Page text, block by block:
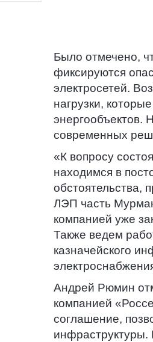
Было отмечено,
фиксируются
электросетей.
нагрузки,
энергообъектов.
современных
«К вопросу
находимся в
обстоятельства,
ЛЭП часть
компанией уже
Также ведем
казначейского
Андрей Рюмин
компанией
соглашение,
инфраструктуры.